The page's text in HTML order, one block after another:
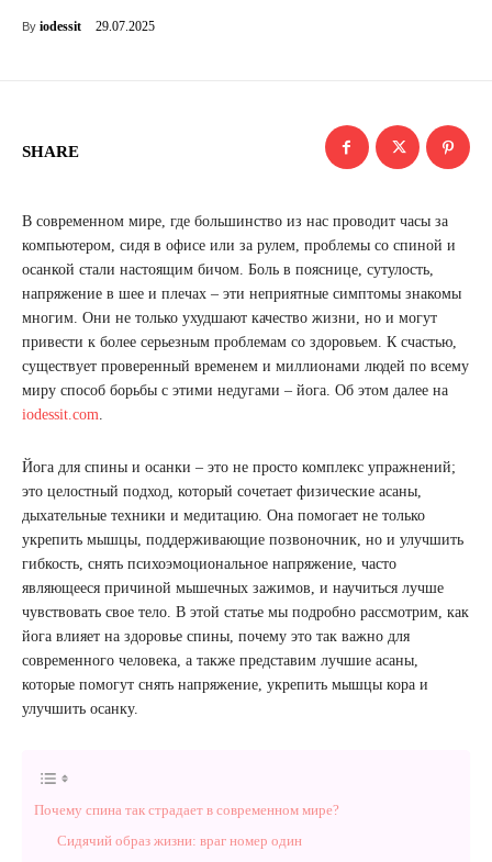
By iodessit 29.07.2025
SHARE
В современном мире, где большинство из нас проводит часы за
компьютером, сидя в офисе или за рулем, проблемы со спиной и
осанкой стали настоящим бичом. Боль в пояснице, сутулость,
напряжение в шее и плечах – эти неприятные симптомы знакомы
многим. Они не только ухудшают качество жизни, но и могут
привести к более серьезным проблемам со здоровьем. К счастью,
существует проверенный временем и миллионами людей по всему
миру способ борьбы с этими недугами – йога. Об этом далее на
iodessit.com.
Йога для спины и осанки – это не просто комплекс упражнений;
это целостный подход, который сочетает физические асаны,
дыхательные техники и медитацию. Она помогает не только
укрепить мышцы, поддерживающие позвоночник, но и улучшить
гибкость, снять психоэмоциональное напряжение, часто
являющееся причиной мышечных зажимов, и научиться лучше
чувствовать свое тело. В этой статье мы подробно рассмотрим, как
йога влияет на здоровье спины, почему это так важно для
современного человека, а также представим лучшие асаны,
которые помогут снять напряжение, укрепить мышцы кора и
улучшить осанку.
Почему спина так страдает в современном мире?
Сидячий образ жизни: враг номер один